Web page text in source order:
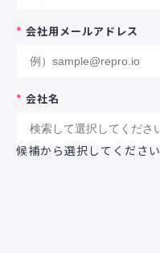
会社用メールアドレス
*
会社名
*
候補から選択してください